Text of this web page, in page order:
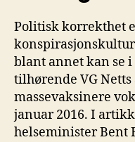
Politisk korrekthet
blant annet kan se
tilhørende VG
massevaksinere
januar 2016. I
helseminister Bent